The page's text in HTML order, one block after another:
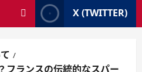
X (TWITTER)
フランスの伝統的なスパー